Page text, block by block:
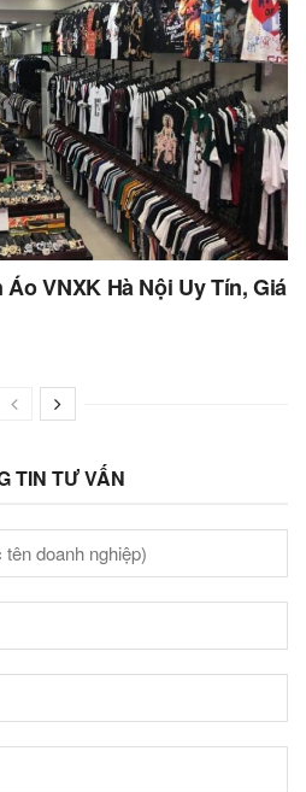
VNXK Hà Nội Uy Tín, Giá
TIN TƯ VẤN